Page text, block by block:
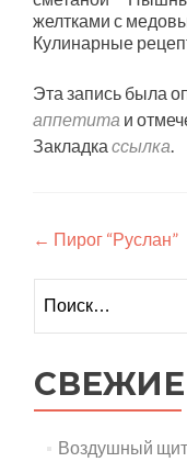
желтками с
Кулинарные
Эта запись была
аппетита и
Закладка ссылка.
по
записям
← Пирог “Руслан”
Воздушный щит